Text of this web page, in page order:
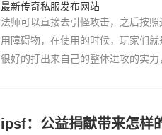
最新传奇私服发布网站
法师可以直接去引怪攻击，之后按
用障碍物，在使用的时候，玩家们
很好的打出来自己的整体进攻的实
ipsf：公益捐献带来怎样